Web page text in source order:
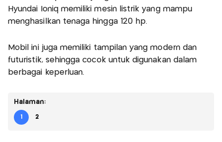
Hyundai Ioniq memiliki mesin listrik yang mampu
menghasilkan tenaga hingga 120 hp.
Mobil ini juga memiliki tampilan yang modern dan
futuristik, sehingga cocok untuk digunakan dalam
berbagai keperluan.
Halaman:
1 2